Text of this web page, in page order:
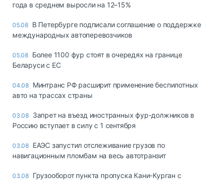
года в среднем выросли на 12–15%
05.08 В Петербурге подписали соглашение о поддержке
международных автоперевозчиков
05.08 Более 1100 фур стоят в очередях на границе
Беларуси с ЕС
04.08 Минтранс РФ расширит применение беспилотных
авто на трассах страны
03.08 Запрет на въезд иностранных фур-должников в
Россию вступает в силу с 1 сентября
03.08 ЕАЭС запустил отслеживание грузов по
навигационным пломбам на весь автотранзит
03.08 Грузооборот пункта пропуска Кани-Курган с